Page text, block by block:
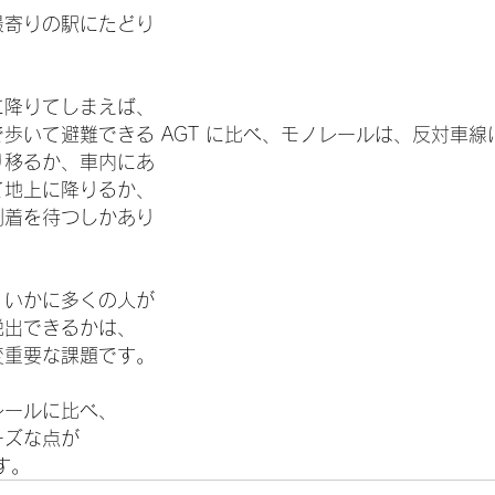
りの駅にたどり
りてしまえば、
いて避難できる AGT に比べ、モノレールは、反対車線
るか、車内にあ
上に降りるか、
を待つしかあり
かに多くの人が
できるかは、
要な課題です。
ルに比べ、
な点が